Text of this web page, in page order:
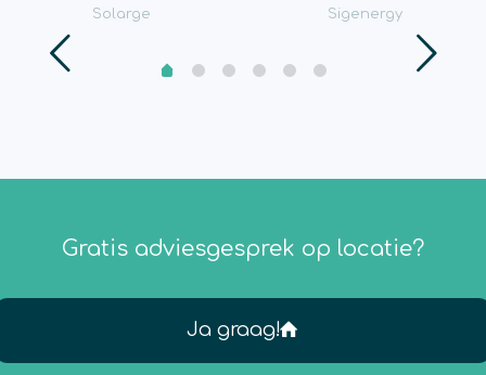
Solarge Sigenergy
Gratis adviesgesprek op locatie?
Ja graag!